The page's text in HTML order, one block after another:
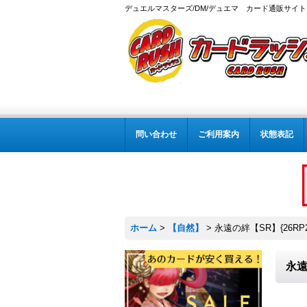
デュエルマスターズ/DM/デュエマ カード通販サイト
問い合わせ ご利用案内 状態表記
ホーム > 【自然】 > 永遠の絆【SR】
永